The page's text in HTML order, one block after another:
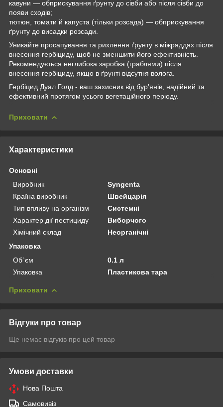
кавуни — обприскування ґрунту до сівби або після сівби до
появи сходів;
тютюн, томати й капуста (тільки розсада) — обприскування
ґрунту до висадки розсади.
Уникайте просапування та рихлення ґрунту в міжряддях після
внесення гербіциду, щоб не зменшити його ефективність.
Рекомендується неглибока заробка (граблями) після
внесення гербіциду, якщо в ґрунті відсутня волога.
Гербіцид Дуал Голд - ваш захисник від бур'янів, надійний та
ефективний протягом усього вегетаційного періоду.
Приховати
Характеристики
Основні
Виробник
Syngenta
Країна виробник
Швейцарія
Тип впливу на організм
Системні
Характер дії пестициду
Виборчого
Хімічний склад
Неорганічні
Упаковка
Об`єм
0.1 л
Упаковка
Пластикова тара
Приховати
Відгуки про товар
Ще немає відгуків про цей товар
Умови доставки
Нова Пошта
Самовивіз